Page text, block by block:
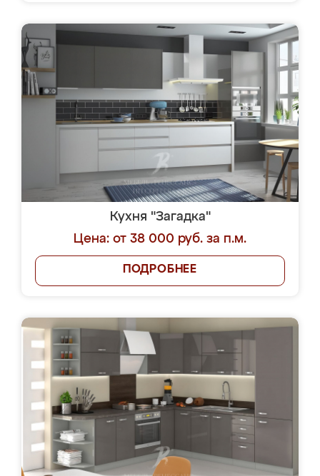
Кухня "Загадка"
Цена: от 38 000 руб. за п.м.
ПОДРОБНЕЕ